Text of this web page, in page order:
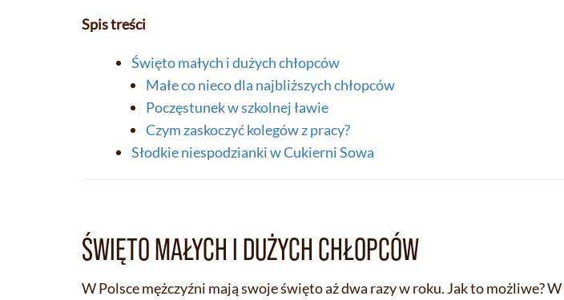
Spis treści
Święto małych i dużych chłopców
Małe co nieco dla najbliższych chłopców
Poczęstunek w szkolnej ławie
Czym zaskoczyć kolegów z pracy?
Słodkie niespodzianki w Cukierni Sowa
ŚWIĘTO MAŁYCH I DUŻYCH CHŁOPCÓW
W Polsce mężczyźni mają swoje święto aż dwa razy w roku. Jak to możliwe?